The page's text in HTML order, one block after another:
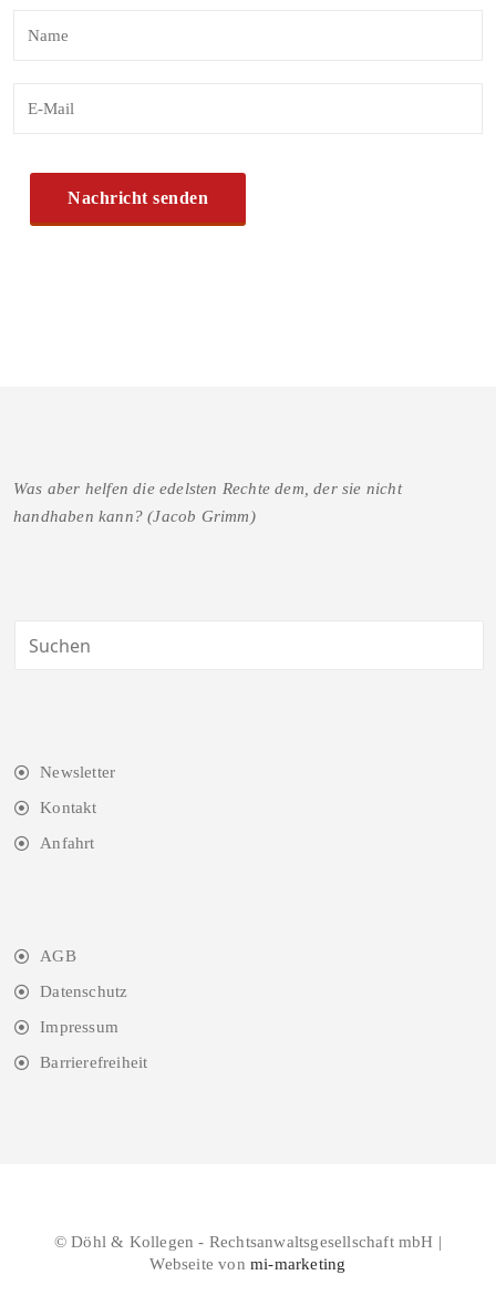
Was aber helfen die edelsten Rechte dem, der sie nicht
handhaben kann? (Jacob Grimm)
Newsletter
Kontakt
Anfahrt
AGB
Datenschutz
Impressum
Barrierefreiheit
© Döhl & Kollegen - Rechtsanwaltsgesellschaft mbH |
Webseite vonmi-marketing